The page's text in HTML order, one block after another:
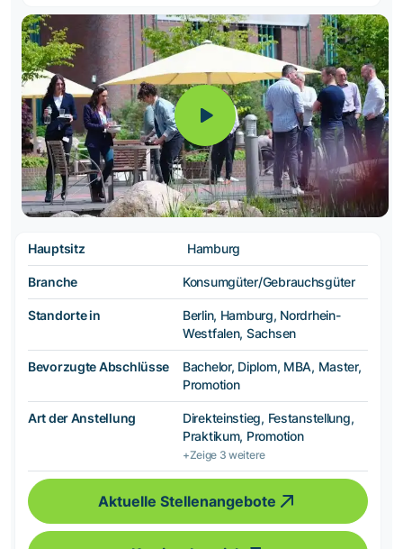
Hauptsitz Hamburg
Branche Konsumgüter/Gebrauchsgüter
Standorte in
Berlin, Hamburg, Nordrhein-
Westfalen, Sachsen
Bevorzugte Abschlüsse
Bachelor, Diplom, MBA, Master,
Promotion
Art der Anstellung
Direkteinstieg, Festanstellung,
Praktikum, Promotion
+Zeige 3 weitere
Aktuelle Stellenangebote